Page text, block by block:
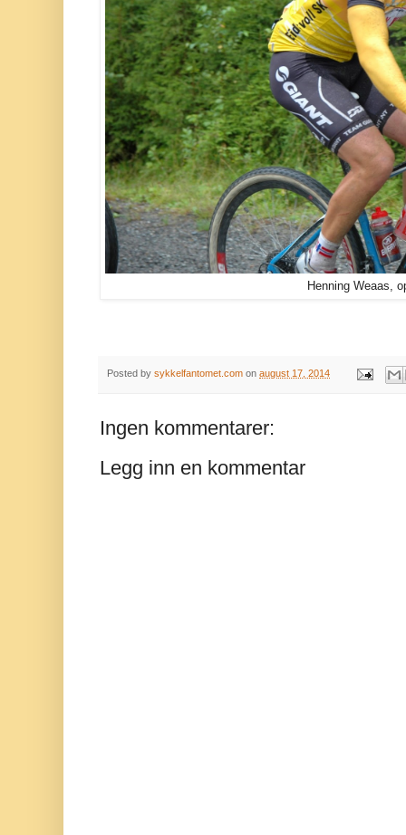
Henning Weaas,
Posted by sykkelfantomet.com on august 17, 2014
Ingen kommentarer:
Legg inn en kommentar